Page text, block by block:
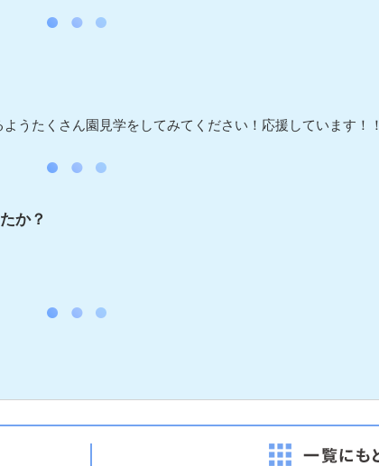
うたくさん園見学をしてみてください！応援しています！！
か？